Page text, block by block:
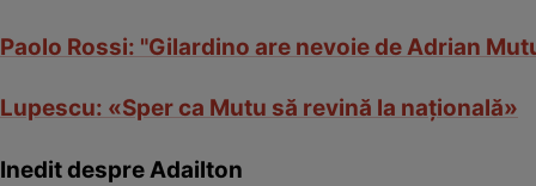
Paolo Rossi: "Gilardino are nevoie de Adrian
Lupescu: «Sper ca Mutu să revină la naţională»
Inedit despre Adailton